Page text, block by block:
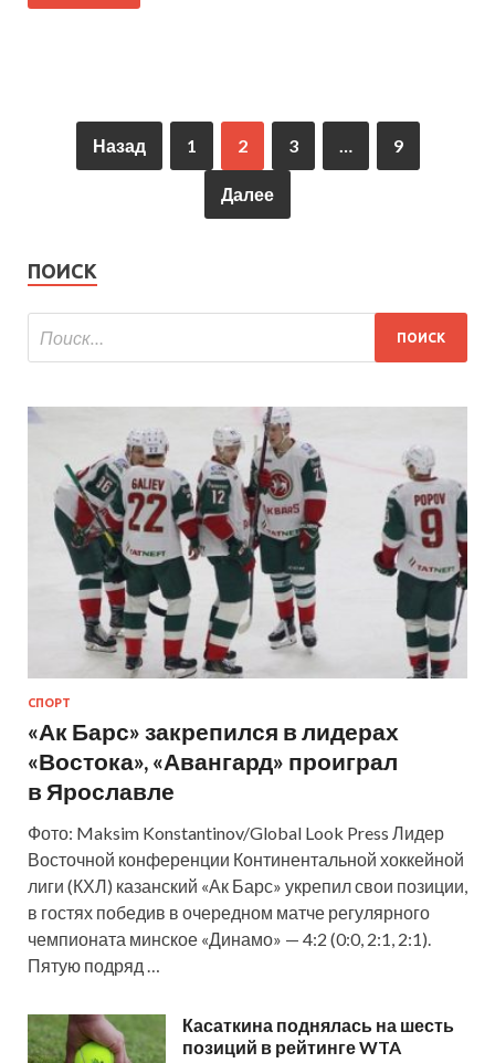
Назад 1 2 3 … 9
Далее
ПОИСК
СПОРТ
«Ак Барс» закрепился в лидерах
«Востока», «Авангард» проиграл
в Ярославле
Фото: Maksim Konstantinov/Global Look Press Лидер
Восточной конференции Континентальной хоккейной
лиги (КХЛ) казанский «Ак Барс» укрепил свои позиции,
в гостях победив в очередном матче регулярного
чемпионата минское «Динамо» — 4:2 (0:0, 2:1, 2:1).
Пятую подряд …
Касаткина поднялась на шесть
позиций в рейтинге WTA